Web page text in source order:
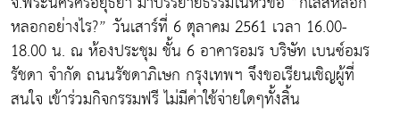
หลอกอย่างไร?” วันเสาร์ที่ 6 ตุลาคม 2561 เวลา 16.00-
18.00 น. ณ ห้องประชุม ชั้น 6 อาคารอมร บริษัท เบนซ์อมร
รัชดา จำกัด ถนนรัชดาภิเษก กรุงเทพฯ จึงขอเรียนเชิญผู้ที่
สนใจ เข้าร่วมกิจกรรมฟรี ไม่มีค่าใช้จ่ายใดๆทั้งสิ้น